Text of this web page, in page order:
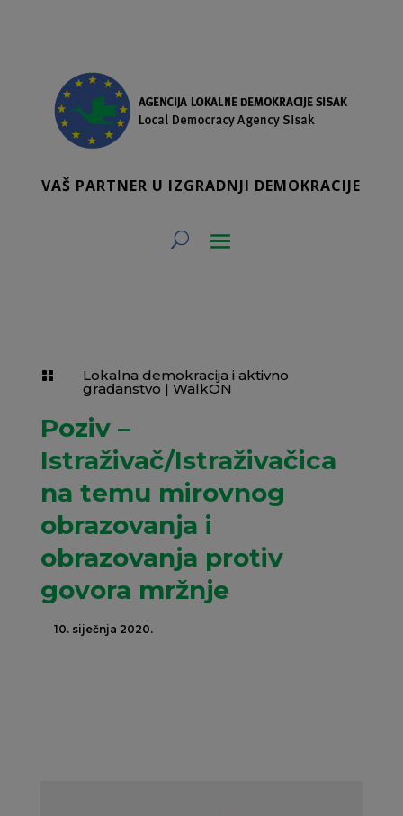
VAŠ PARTNER U IZGRADNJI DEMOKRACIJE
 Lokalna demokracija i aktivno
građanstvo | WalkON
Poziv –
Istraživač/Istraživačica
na temu mirovnog
obrazovanja i
obrazovanja protiv
govora mržnje
10. siječnja 2020.